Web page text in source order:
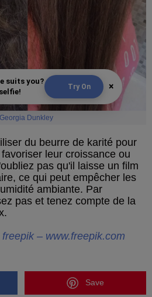
suits you?
Try On ×
Georgia Dunkley
du beurre de karité pour
leur croissance ou
pas qu'il laisse un film
ce qui peut empêcher les
ambiante. Par
pas et tenez compte de la
freepik – www.freepik.com
Save